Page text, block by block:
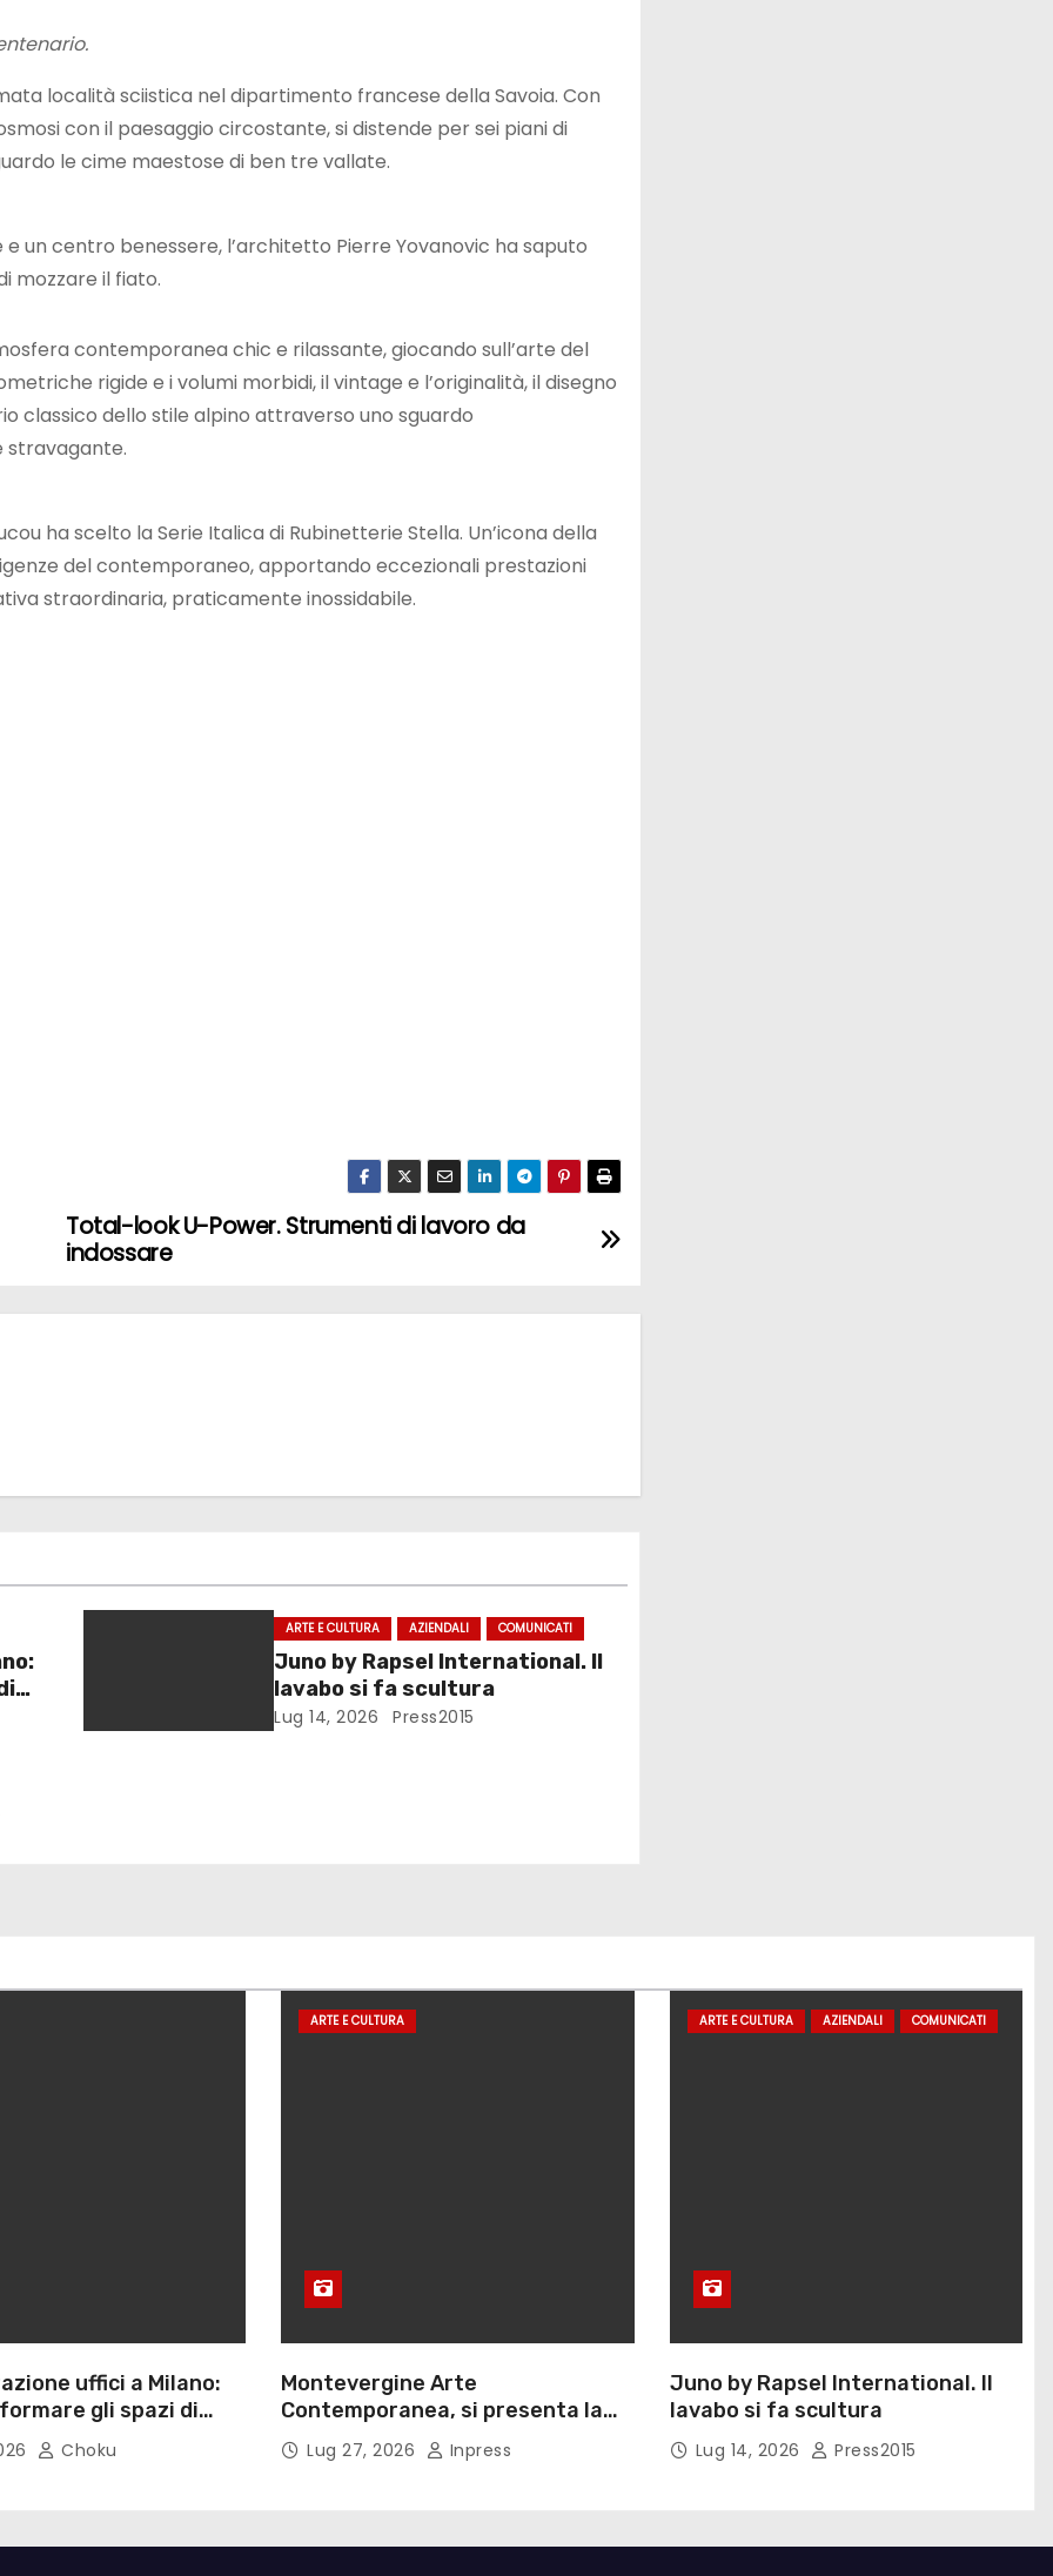
località sciistica nel dipartimento francese della Savoia. Con
con il paesaggio circostante, si distende per sei piani di
le cime maestose di ben tre vallate.
un centro benessere, l’architetto Pierre Yovanovic ha saputo
mozzare il fiato.
contemporanea chic e rilassante, giocando sull’arte del
rigide e i volumi morbidi, il vintage e l’originalità, il disegno
classico dello stile alpino attraverso uno sguardo
stravagante.
ha scelto la Serie Italica di Rubinetterie Stella. Un’icona della
del contemporaneo, apportando eccezionali prestazioni
straordinaria, praticamente inossidabile.
Total-look U-Power. Strumenti di lavoro da
indossare
ARTE E CULTURA AZIENDALI COMUNICATI
Juno by Rapsel International. Il
lavabo si fa scultura
Lug 14, 2026 Press2015
uffici a Milano:
gli spazi di
Choku
ARTE E CULTURA
Montevergine Arte
Contemporanea, si presenta la
monografia dedicata a Eliana
Adorno
Lug 27, 2026 Inpress
ARTE E CULTURA AZIENDALI COMUNICATI
Juno by Rapsel International. Il
lavabo si fa scultura
Lug 14, 2026 Press2015